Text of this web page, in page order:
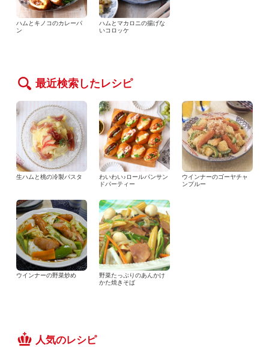
ハムとキノコのカレーパ
ン
ハムとマカロニの揚げな
いコロッケ
最近検索したレシピ
生ハムと桃の冷製パスタ
わいわい♪ロールパンサン
ドパーティー
ウインナーのゴーヤチャ
ンプルー
ウインナーの野菜炒め
野菜たっぷりのあんかけ
かた焼きそば
人気のレシピ